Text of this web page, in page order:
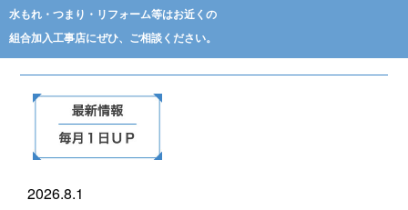
水もれ・つまり・リフォーム等はお近くの
組合加入工事店にぜひ、ご相談ください。
2026.8.1